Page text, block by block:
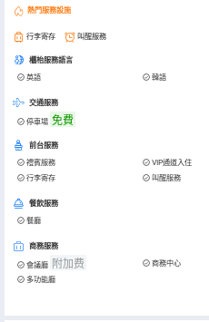
熱門服務設施
行李寄存 叫醒服務
櫃枱服務語言
英語 韓語
交通服務
停車場 免費
前台服務
禮賓服務 VIP通道入住
行李寄存
叫醒服務
餐飲服務
餐廳
商務服務
會議廳 附加费 商務中心
多功能廳